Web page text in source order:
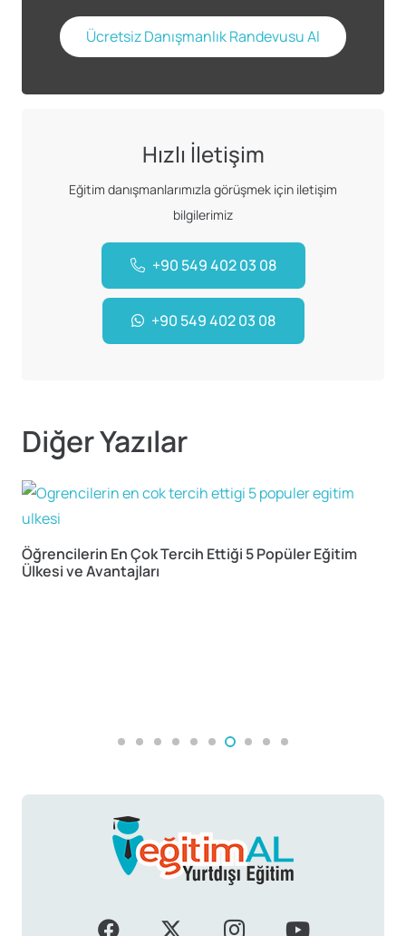
Ücretsiz Danışmanlık Randevusu Al
Hızlı İletişim
Eğitim danışmanlarımızla görüşmek için iletişim
bilgilerimiz
+90 549 402 03 08
+90 549 402 03 08
Diğer Yazılar